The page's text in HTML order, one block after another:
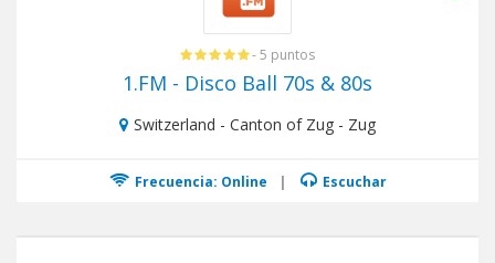
- 5 puntos
1.FM - Disco Ball 70s & 80s
Switzerland - Canton of Zug - Zug
Frecuencia: Online | Escuchar